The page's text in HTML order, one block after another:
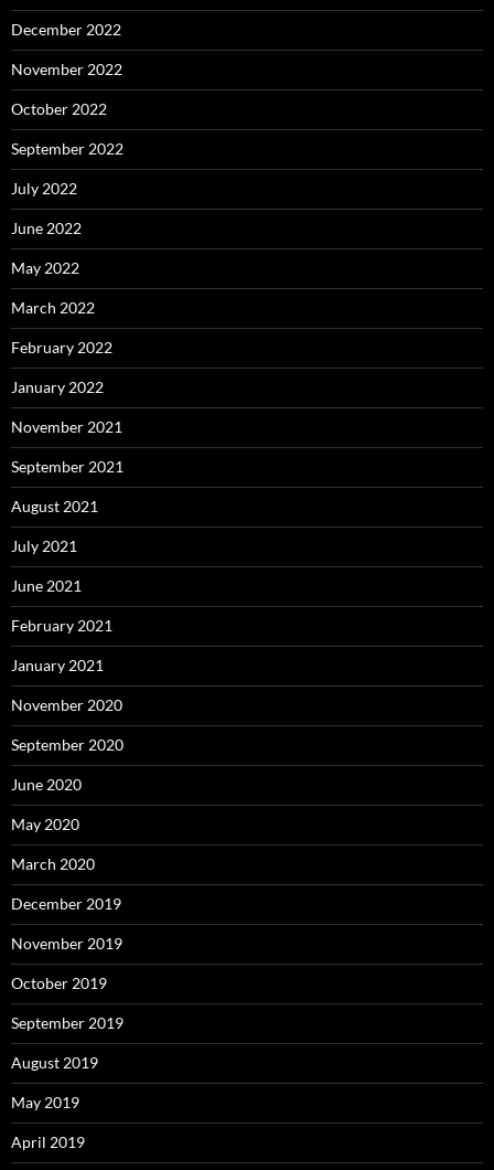
December 2022
November 2022
October 2022
September 2022
July 2022
June 2022
May 2022
March 2022
February 2022
January 2022
November 2021
September 2021
August 2021
July 2021
June 2021
February 2021
January 2021
November 2020
September 2020
June 2020
May 2020
March 2020
December 2019
November 2019
October 2019
September 2019
August 2019
May 2019
April 2019